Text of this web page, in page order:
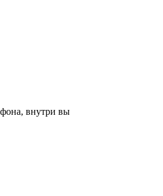
внутри вы